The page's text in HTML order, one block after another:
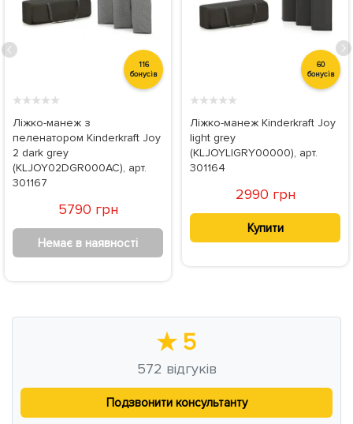
116
бонусів
★★★★★
Ліжко-манеж з
пеленатором Kinderkraft Joy
2 dark grey
(KLJOY02DGR000AC), арт.
301167
5790 грн
Немає в наявності
60
бонусів
★★★★★
Ліжко-манеж Kinderkraft Joy
light grey
(KLJOYLIGRY00000), арт.
301164
2990 грн
Купити
★ 5
572 відгуків
Подзвонити консультанту